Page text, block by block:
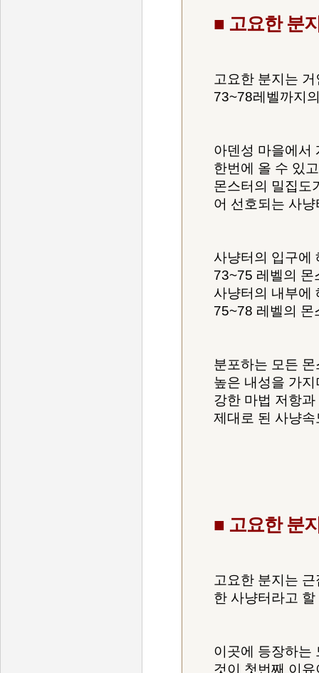
■ 고요한 분
고요한 분지는
73~78레벨까지
아덴성 마을에서
한번에 올 수 있고
몬스터의 밀집도
어 선호되는 사냥
사냥터의 입구에
73~75 레벨의 몬
사냥터의 내부에
75~78 레벨의 몬
분포하는 모든
높은 내성을 가지
강한 마법 저항
제대로 된 사냥
■ 고요한 분
고요한 분지는
한 사냥터라고 할
이곳에 등장하는
것이 첫번째 이유